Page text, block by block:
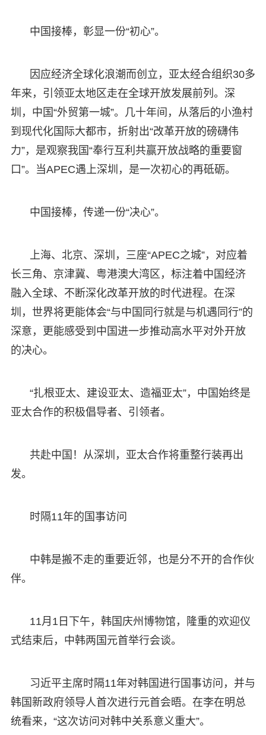
中国接棒，彰显一份“初心”。
因应经济全球化浪潮而创立，亚太经合组织30多
年来，引领亚太地区走在全球开放发展前列。深
圳，中国“外贸第一城”。几十年间，从落后的小渔村
到现代化国际大都市，折射出“改革开放的磅礴伟
力”，是观察我国“奉行互利共赢开放战略的重要窗
口”。当APEC遇上深圳，是一次初心的再砥砺。
中国接棒，传递一份“决心”。
上海、北京、深圳，三座“APEC之城”，对应着
长三角、京津冀、粤港澳大湾区，标注着中国经济
融入全球、不断深化改革开放的时代进程。在深
圳，世界将更能体会“与中国同行就是与机遇同行”的
深意，更能感受到中国进一步推动高水平对外开放
的决心。
“扎根亚太、建设亚太、造福亚太”，中国始终是
亚太合作的积极倡导者、引领者。
共赴中国！从深圳，亚太合作将重整行装再出
发。
时隔11年的国事访问
中韩是搬不走的重要近邻，也是分不开的合作伙
伴。
11月1日下午，韩国庆州博物馆，隆重的欢迎仪
式结束后，中韩两国元首举行会谈。
习近平主席时隔11年对韩国进行国事访问，并与
韩国新政府领导人首次进行元首会晤。在李在明总
统看来，“这次访问对韩中关系意义重大”。